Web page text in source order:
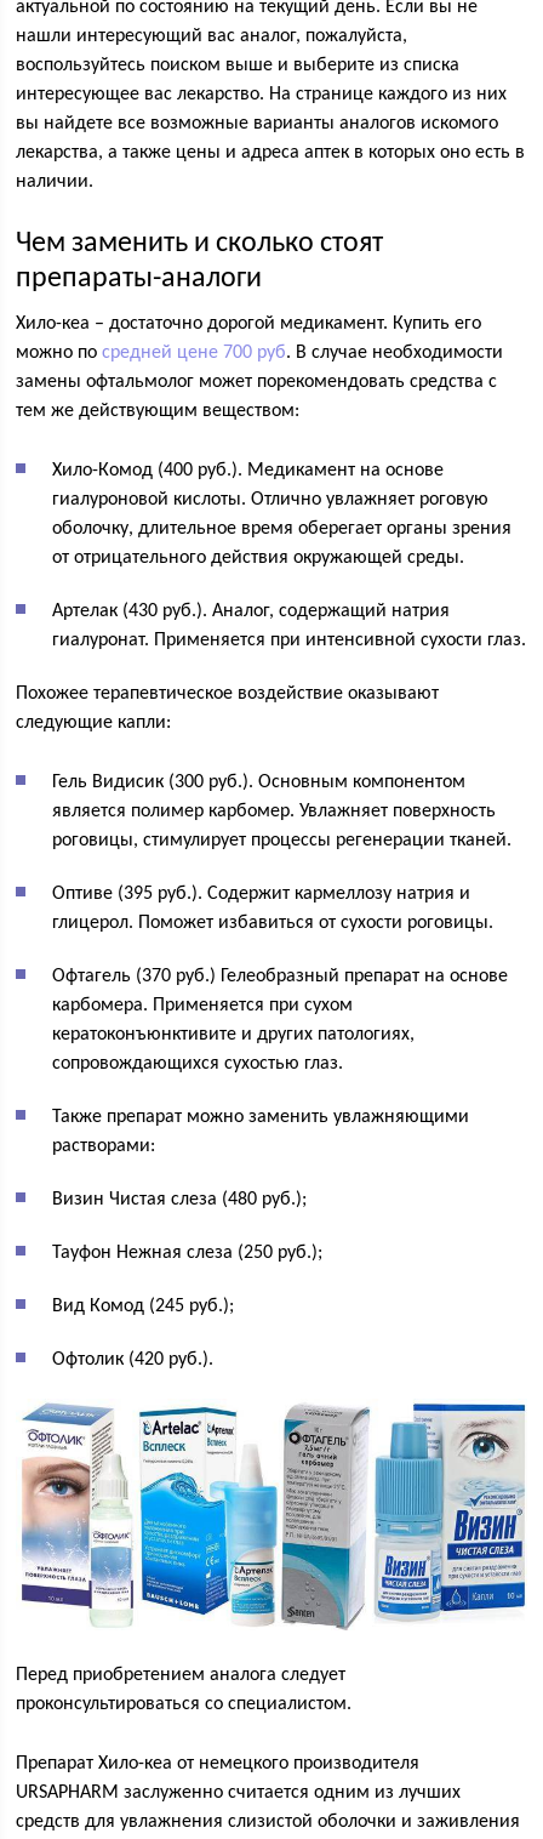
актуальной по состоянию на текущий день. Если вы не
нашли интересующий вас аналог, пожалуйста,
воспользуйтесь поиском выше и выберите из списка
интересующее вас лекарство. На странице каждого из них
вы найдете все возможные варианты аналогов искомого
лекарства, а также цены и адреса аптек в которых оно есть в
наличии.
Чем заменить и сколько стоят
препараты-аналоги
Хило-кеа – достаточно дорогой медикамент. Купить его
можно посредней цене 700 руб. В случае необходимости
замены офтальмолог может порекомендовать средства с
тем же действующим веществом:
Хило-Комод (400 руб.). Медикамент на основе
гиалуроновой кислоты. Отлично увлажняет роговую
оболочку, длительное время оберегает органы зрения
от отрицательного действия окружающей среды.
Артелак (430 руб.). Аналог, содержащий натрия
гиалуронат. Применяется при интенсивной сухости глаз.
Похожее терапевтическое воздействие оказывают
следующие капли:
Гель Видисик (300 руб.). Основным компонентом
является полимер карбомер. Увлажняет поверхность
роговицы, стимулирует процессы регенерации тканей.
Оптиве (395 руб.). Содержит кармеллозу натрия и
глицерол. Поможет избавиться от сухости роговицы.
Офтагель (370 руб.) Гелеобразный препарат на основе
карбомера. Применяется при сухом
кератоконъюнктивите и других патологиях,
сопровождающихся сухостью глаз.
Также препарат можно заменить увлажняющими
растворами:
Визин Чистая слеза (480 руб.);
Тауфон Нежная слеза (250 руб.);
Вид Комод (245 руб.);
Офтолик (420 руб.).
Перед приобретением аналога следует
проконсультироваться со специалистом.
Препарат Хило-кеа от немецкого производителя
URSAPHARM заслуженно считается одним из лучших
средств для увлажнения слизистой оболочки и заживления